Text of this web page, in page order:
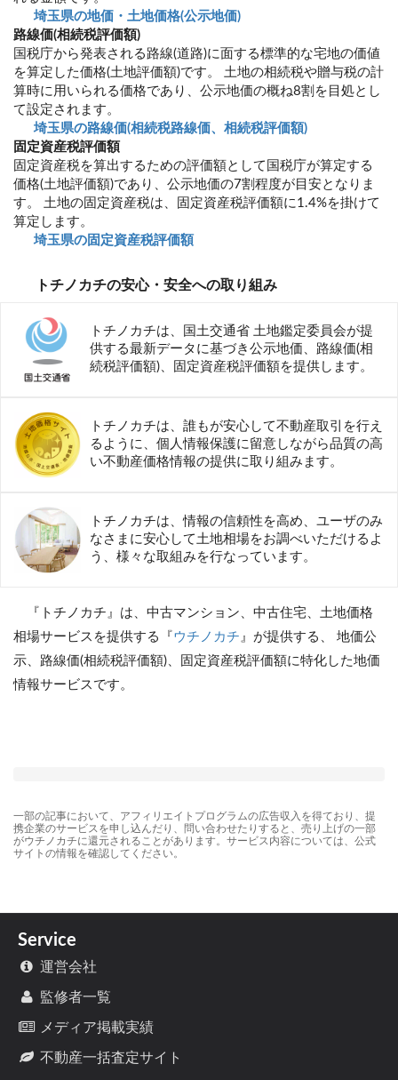
埼玉県の地価・土地価格(公示地価)
路線価(相続税評価額)
国税庁から発表される路線(道路)に面する標準的な宅地の価値
を算定した価格(土地評価額)です。 土地の相続税や贈与税の計
算時に用いられる価格であり、公示地価の概ね8割を目処とし
て設定されます。
埼玉県の路線価(相続税路線価、相続税評価額)
固定資産税評価額
固定資産税を算出するための評価額として国税庁が算定する
価格(土地評価額)であり、公示地価の7割程度が目安となりま
す。 土地の固定資産税は、固定資産税評価額に1.4%を掛けて
算定します。
埼玉県の固定資産税評価額
トチノカチの安心・安全への取り組み
トチノカチは、国土交通省 土地鑑定委員会が提
供する最新データに基づき公示地価、路線価(相
続税評価額)、固定資産税評価額を提供します。
トチノカチは、誰もが安心して不動産取引を行え
るように、個人情報保護に留意しながら品質の高
い不動産価格情報の提供に取り組みます。
トチノカチは、情報の信頼性を高め、ユーザのみ
なさまに安心して土地相場をお調べいただけるよ
う、様々な取組みを行なっています。
『トチノカチ』は、中古マンション、中古住宅、土地価格
相場サービスを提供する『ウチノカチ 』が提供する、 地価公
示、路線価(相続税評価額)、固定資産税評価額に特化した地価
情報サービスです。
一部の記事において、アフィリエイトプログラムの広告収入を得ており、提
携企業のサービスを申し込んだり、問い合わせたりすると、売り上げの一部
がウチノカチに還元されることがあります。サービス内容については、公式
サイトの情報を確認してください。
Service
運営会社
監修者一覧
メディア掲載実績
不動産一括査定サイト